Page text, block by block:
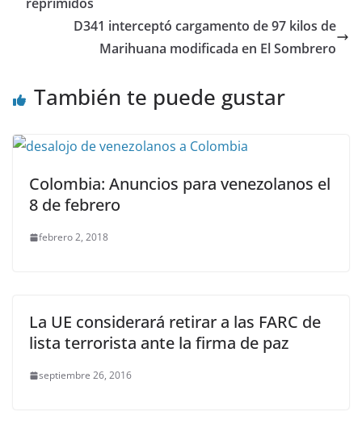
D341 interceptó cargamento de 97 kilos de
Marihuana modificada en El Sombrero
También te puede gustar
Colombia: Anuncios para venezolanos el
8 de febrero
febrero 2, 2018
La UE considerará retirar a las FARC de
lista terrorista ante la firma de paz
septiembre 26, 2016